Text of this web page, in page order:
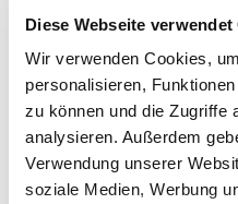
Diese Webseite verwendet
Wir verwenden Cookies,
personalisieren,
zu können und die Zugriffe
analysieren. Außerdem
Verwendung unserer
soziale Medien, Werbung
Über uns
Preise
Jobs
Projekte
Kunden
Leistungen
Deutsches Lektorat